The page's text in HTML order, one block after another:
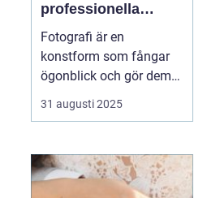
professionella
bildkonstnärer
Fotografi är en
konstform som fångar
ögonblick och gör dem
tidlösa. I Umeå, en stad
känd för sin kreativa
omgivningar, finns det
flera fotografer som
arbetar med att föreviga
31 augusti 2025